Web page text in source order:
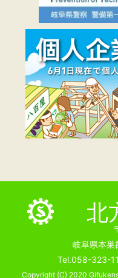
北
岐阜県本
Tel.058-323-
Copyright (C) 2020